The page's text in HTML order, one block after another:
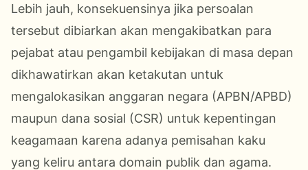
Lebih jauh, konsekuensinya jika persoalan
tersebut dibiarkan akan mengakibatkan para
pejabat atau pengambil kebijakan di masa depan
dikhawatirkan akan ketakutan untuk
mengalokasikan anggaran negara (APBN/APBD)
maupun dana sosial (CSR) untuk kepentingan
keagamaan karena adanya pemisahan kaku
yang keliru antara domain publik dan agama.